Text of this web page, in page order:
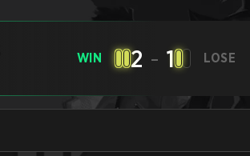
WIN 2 - 1 LOSE